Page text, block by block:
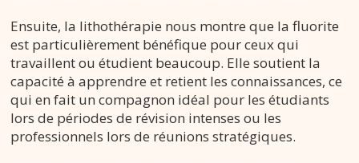
Ensuite, la lithothérapie nous montre que la fluorite
est particulièrement bénéfique pour ceux qui
travaillent ou étudient beaucoup. Elle soutient la
capacité à apprendre et retient les connaissances, ce
qui en fait un compagnon idéal pour les étudiants
lors de périodes de révision intenses ou les
professionnels lors de réunions stratégiques.